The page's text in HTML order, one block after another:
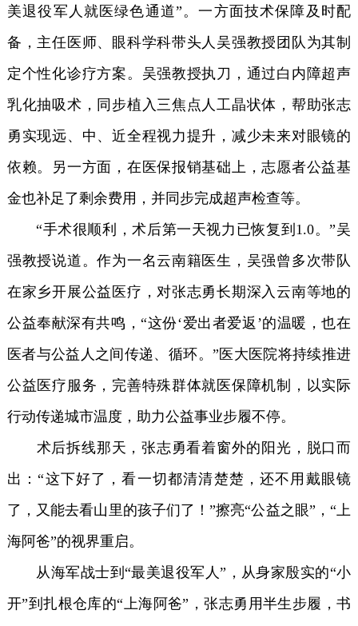
美退役军人就医绿色通道”。一方面技术保障及时配
备，主任医师、眼科学科带头人吴强教授团队为其制
定个性化诊疗方案。吴强教授执刀，通过白内障超声
乳化抽吸术，同步植入三焦点人工晶状体，帮助张志
勇实现远、中、近全程视力提升，减少未来对眼镜的
依赖。另一方面，在医保报销基础上，志愿者公益基
金也补足了剩余费用，并同步完成超声检查等。
“手术很顺利，术后第一天视力已恢复到1.0。”吴
强教授说道。作为一名云南籍医生，吴强曾多次带队
在家乡开展公益医疗，对张志勇长期深入云南等地的
公益奉献深有共鸣，“这份‘爱出者爱返’的温暖，也在
医者与公益人之间传递、循环。”医大医院将持续推进
公益医疗服务，完善特殊群体就医保障机制，以实际
行动传递城市温度，助力公益事业步履不停。
术后拆线那天，张志勇看着窗外的阳光，脱口而
出：“这下好了，看一切都清清楚楚，还不用戴眼镜
了，又能去看山里的孩子们了！”擦亮“公益之眼”，“上
海阿爸”的视界重启。
从海军战士到“最美退役军人”，从身家殷实的“小
开”到扎根仓库的“上海阿爸”，张志勇用半生步履，书